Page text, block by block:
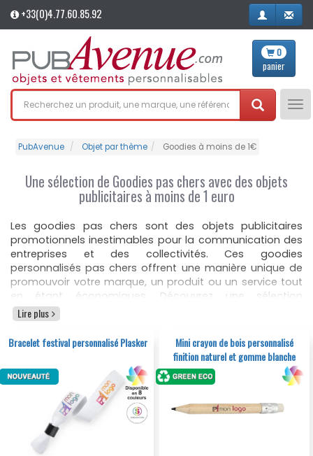
+33(0)4.77.60.85.92
0
panier
PubAvenue Objet par thème Goodies à moins de 1€
Une sélection de Goodies pas chers avec des objets
publicitaires à moins de 1 euro
Les goodies pas chers sont des objets publicitaires
promotionnels inestimables pour la communication des
entreprises et des collectivités. Ces goodies
personnalisés pas chers offrent une manière unique de
promouvoir votre marque, un produit ou un service tout
en étant économiques. Découvrez une sélection
sélection d'objet publicitaire à moins d'un euro, des
goodies à petit prix personnalisables avec votre logo.
Avec PubAvenue choisir un goodies pas cher n'a jamais
été aussi simple. Découvrez une sélection de goodies à
moins de 1 euro, des goodies à prix discount pour
booster l'image de votre organisation. Devis et
commande en ligne.
Lire plus
Bracelet festival personnalisé Plasker
Mini crayon de bois personnalisé
finition naturel et gomme blanche